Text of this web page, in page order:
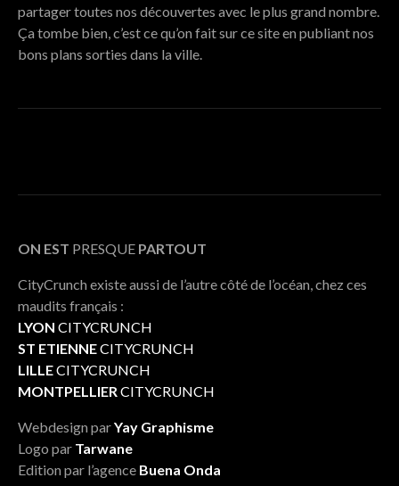
partager toutes nos découvertes avec le plus grand nombre.
Ça tombe bien, c’est ce qu’on fait sur ce site en publiant nos
bons plans sorties dans la ville.
ON EST PRESQUE PARTOUT
CityCrunch existe aussi de l’autre côté de l’océan, chez ces
maudits français :
LYON CITYCRUNCH
ST ETIENNECITYCRUNCH
LILLECITYCRUNCH
MONTPELLIERCITYCRUNCH
Webdesign parYay Graphisme
Logo par Tarwane
Edition par l’agence Buena Onda